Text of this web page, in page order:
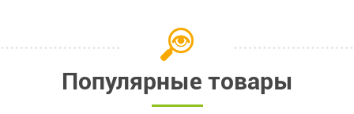
Популярные товары